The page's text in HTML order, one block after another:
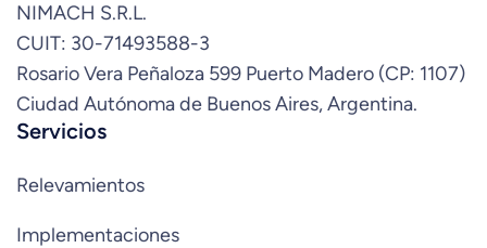
NIMACH S.R.L.
CUIT: 30-71493588-3
Rosario Vera Peñaloza 599 Puerto Madero (CP: 1107)
Ciudad Autónoma de Buenos Aires, Argentina.
Servicios
Relevamientos
Implementaciones